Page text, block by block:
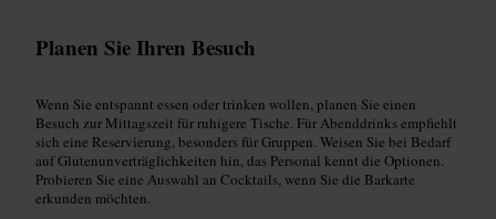
Planen Sie Ihren Besuch
Wenn Sie entspannt essen oder trinken wollen, planen Sie einen
Besuch zur Mittagszeit für ruhigere Tische. Für Abenddrinks empfiehlt
sich eine Reservierung, besonders für Gruppen. Weisen Sie bei Bedarf
auf Glutenunverträglichkeiten hin, das Personal kennt die Optionen.
Probieren Sie eine Auswahl an Cocktails, wenn Sie die Barkarte
erkunden möchten.